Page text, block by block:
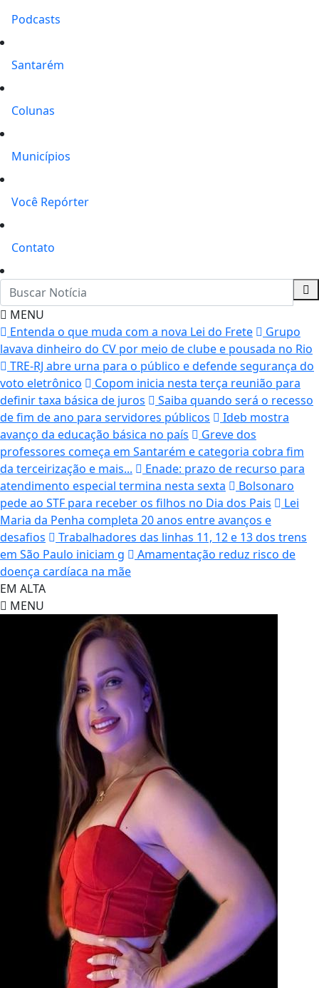
Podcasts
Santarém
Colunas
Municípios
Você Repórter
Contato
MENU
Entenda o que muda com a nova Lei do Frete
Grupo
lavava dinheiro do CV por meio de clube e pousada no Rio
TRE-RJ abre urna para o público e defende segurança do
voto eletrônico
Copom inicia nesta terça reunião para
definir taxa básica de juros
Saiba quando será o recesso
de fim de ano para servidores públicos
Ideb mostra
avanço da educação básica no país
Greve dos
professores começa em Santarém e categoria cobra fim
da terceirização e mais...
Enade: prazo de recurso para
atendimento especial termina nesta sexta
Bolsonaro
pede ao STF para receber os filhos no Dia dos Pais
Lei
Maria da Penha completa 20 anos entre avanços e
desafios
Trabalhadores das linhas 11, 12 e 13 dos trens
em São Paulo iniciam g
Amamentação reduz risco de
doença cardíaca na mãe
EM ALTA
MENU